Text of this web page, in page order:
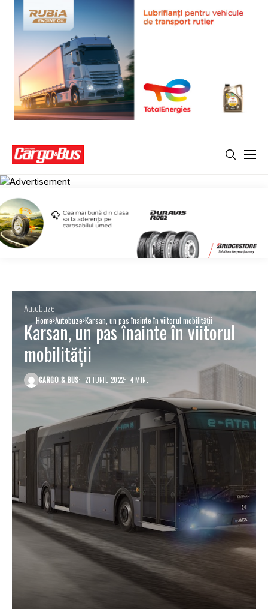
Home Autobuze Karsan, un pas înainte în viitorul mobilității
Autobuze
Karsan, un pas înainte în viitorul
mobilității
CARGO & BUS 21 IUNIE 2022 4 MIN.